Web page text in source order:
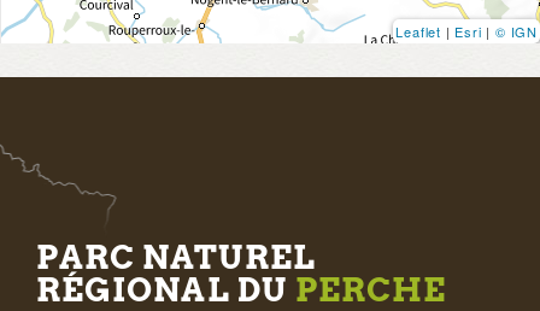
Leaflet | Esri | © IGN
PARC NATUREL
RÉGIONAL DU PERCHE